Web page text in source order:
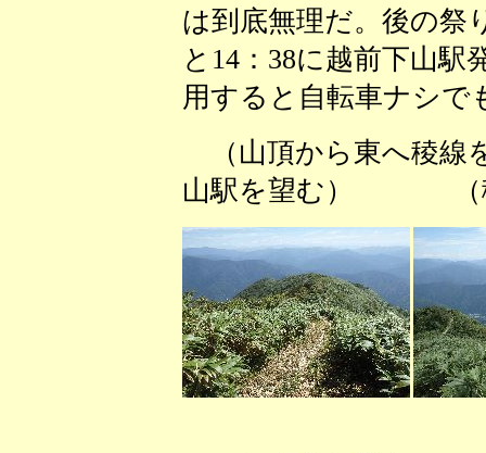
は到底無理だ。後の祭
と14：38に越前下山
用すると自転車ナシで
（山頂から東へ稜
山駅を望む） （稜